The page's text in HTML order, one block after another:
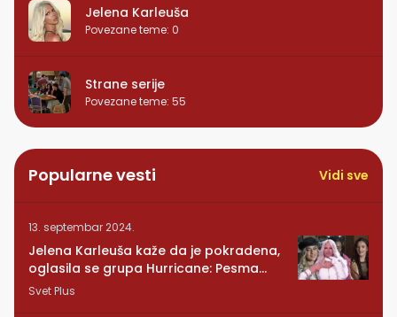
Jelena Karleuša
Povezane teme: 0
Strane serije
Povezane teme: 55
Popularne vesti Vidi sve
13. septembar 2024.
Jelena Karleuša kaže da je pokradena,
oglasila se grupa Hurricane: Pesma
RUNDE je naša!
Svet Plus